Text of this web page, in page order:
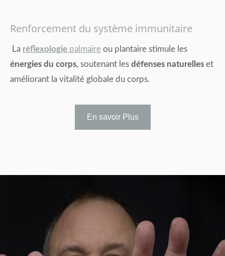
Renforcement du système immunitaire
La réflexologie palmaire ou plantaire stimule les
énergies du corps, soutenant les défenses naturelles et
améliorant la vitalité globale du corps.
En savoir Plus